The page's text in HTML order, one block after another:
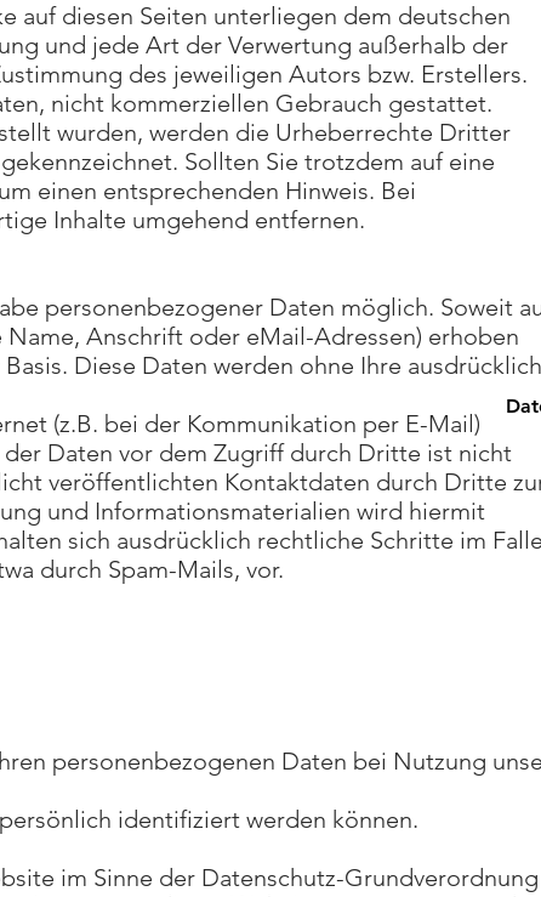
auf diesen Seiten unterliegen dem deutschen
und jede Art der Verwertung außerhalb der
des jeweiligen Autors bzw. Erstellers.
nicht kommerziellen Gebrauch gestattet.
wurden, werden die Urheberrechte Dritter
Sollten Sie trotzdem auf eine
einen entsprechenden Hinweis. Bei
Inhalte umgehend entfernen.
personenbezogener Daten möglich. Soweit
Anschrift oder eMail-Adressen) erhoben
Diese Daten werden ohne Ihre
(z.B. bei der Kommunikation per E-Mail)
Daten vor dem Zugriff durch Dritte ist nicht
veröffentlichten Kontaktdaten durch Dritte
und Informationsmaterialien wird hiermit
sich ausdrücklich rechtliche Schritte im Falle
durch Spam-Mails, vor.
personenbezogenen Daten bei Nutzung
identifiziert werden können.
im Sinne der Datenschutz-Grundverordnung